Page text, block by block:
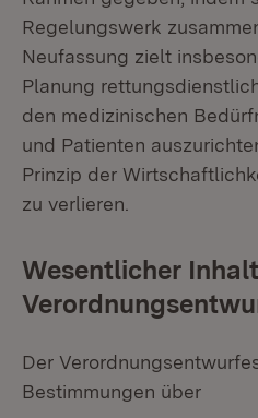
Regelungswerk
Neufassung zielt
Planung
den medizinischen
und Patienten
Prinzip der
zu verlieren.
Wesentlicher
Der
Bestimmungen über